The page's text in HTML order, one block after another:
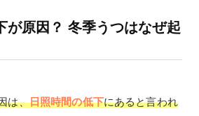
が原因？ 冬季うつはなぜ起
は、日照時間の低下にあると言われ